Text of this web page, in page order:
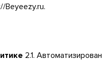
Beyeezy.ru.
2.1.